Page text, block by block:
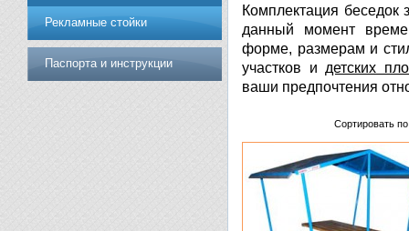
Комплектация беседок
данный момент
форме, размерам и
участков и детских
ваши предпочтения
Сортировать
Рекламные стойки
Паспорта и инструкции